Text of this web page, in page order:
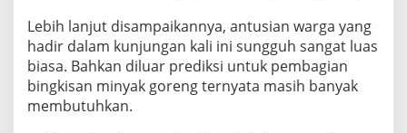
Lebih lanjut disampaikannya, antusian warga yang
hadir dalam kunjungan kali ini sungguh sangat luas
biasa. Bahkan diluar prediksi untuk pembagian
bingkisan minyak goreng ternyata masih banyak
membutuhkan.